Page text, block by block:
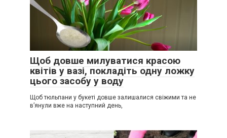
Щоб довше милуватися красою
квітів у вазі, покладіть одну ложку
цього засобу у воду
Щоб тюльпани у букеті довше залишалися свіжими та не
в’янули вже на наступний день,